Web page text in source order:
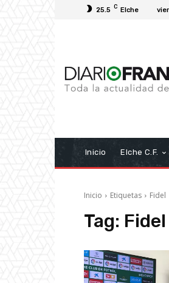
25.5 C Elche
Inicio Elche C.F.
Inicio Etiquetas Fidel
Tag: Fidel